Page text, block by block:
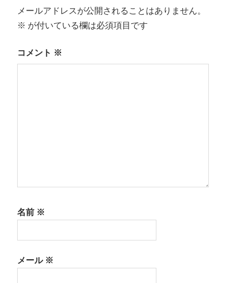
シ
ン
メールアドレスが公開されることはありません。
※ が付いている欄は必須項目です
コメント ※
名前 ※
メール※